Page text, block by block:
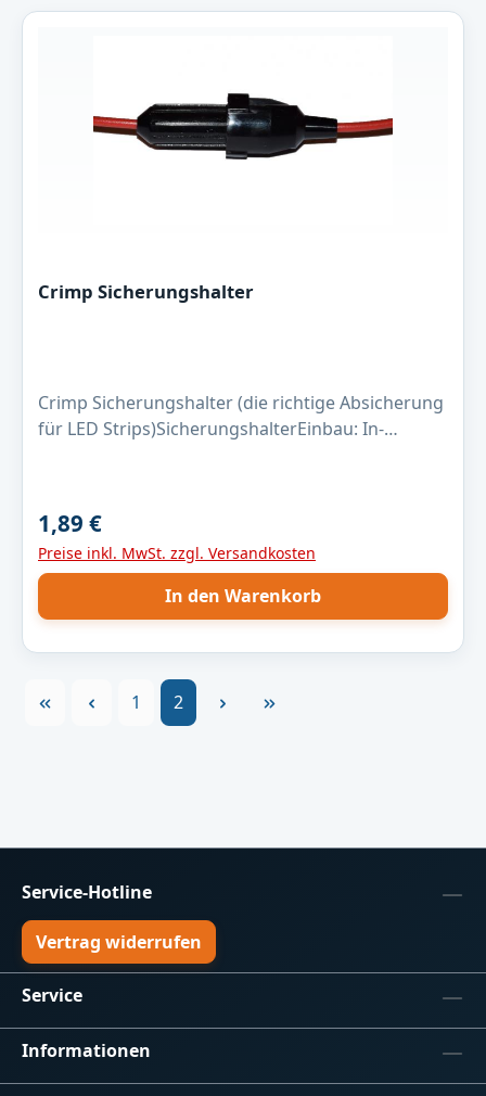
Crimp Sicherungshalter
Crimp Sicherungshalter (die richtige Absicherung
für LED Strips)SicherungshalterEinbau: In-
Regulärer Preis:
1,89 €
Preise inkl. MwSt. zzgl. Versandkosten
In den Warenkorb
Seite
1 Seite
2
Service-Hotline
Vertrag widerrufen
Service
Informationen